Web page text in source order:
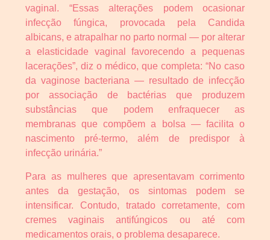
vaginal. “Essas alterações podem ocasionar
infecção fúngica, provocada pela Candida
albicans, e atrapalhar no parto normal — por alterar
a elasticidade vaginal favorecendo a pequenas
lacerações”, diz o médico, que completa: “No caso
da vaginose bacteriana — resultado de infecção
por associação de bactérias que produzem
substâncias que podem enfraquecer as
membranas que compõem a bolsa — facilita o
nascimento pré-termo, além de predispor à
infecção urinária.”
Para as mulheres que apresentavam corrimento
antes da gestação, os sintomas podem se
intensificar. Contudo, tratado corretamente, com
cremes vaginais antifúngicos ou até com
medicamentos orais, o problema desaparece.